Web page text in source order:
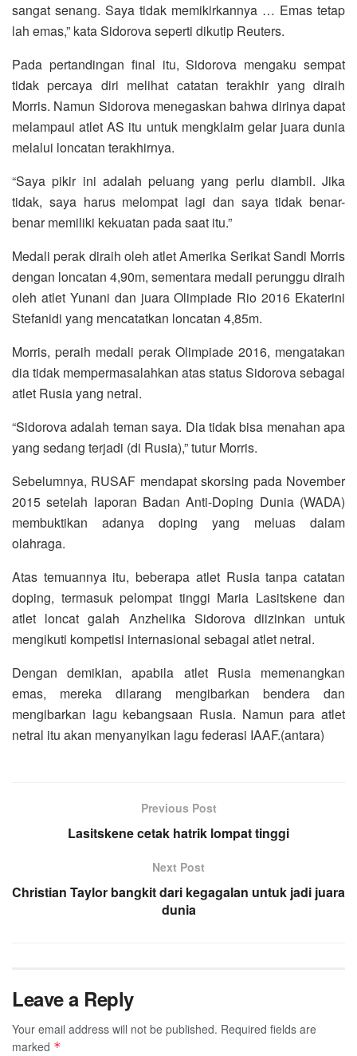
sangat senang. Saya tidak memikirkannya … Emas tetap
lah emas,” kata Sidorova seperti dikutip Reuters.
Pada pertandingan final itu, Sidorova mengaku sempat
tidak percaya diri melihat catatan terakhir yang diraih
Morris. Namun Sidorova menegaskan bahwa dirinya dapat
melampaui atlet AS itu untuk mengklaim gelar juara dunia
melalui loncatan terakhirnya.
“Saya pikir ini adalah peluang yang perlu diambil. Jika
tidak, saya harus melompat lagi dan saya tidak benar-
benar memiliki kekuatan pada saat itu.”
Medali perak diraih oleh atlet Amerika Serikat Sandi Morris
dengan loncatan 4,90m, sementara medali perunggu diraih
oleh atlet Yunani dan juara Olimpiade Rio 2016 Ekaterini
Stefanidi yang mencatatkan loncatan 4,85m.
Morris, peraih medali perak Olimpiade 2016, mengatakan
dia tidak mempermasalahkan atas status Sidorova sebagai
atlet Rusia yang netral.
“Sidorova adalah teman saya. Dia tidak bisa menahan apa
yang sedang terjadi (di Rusia),” tutur Morris.
Sebelumnya, RUSAF mendapat skorsing pada November
2015 setelah laporan Badan Anti-Doping Dunia (WADA)
membuktikan adanya doping yang meluas dalam
olahraga.
Atas temuannya itu, beberapa atlet Rusia tanpa catatan
doping, termasuk pelompat tinggi Maria Lasitskene dan
atlet loncat galah Anzhelika Sidorova diizinkan untuk
mengikuti kompetisi internasional sebagai atlet netral.
Dengan demikian, apabila atlet Rusia memenangkan
emas, mereka dilarang mengibarkan bendera dan
mengibarkan lagu kebangsaan Rusia. Namun para atlet
netral itu akan menyanyikan lagu federasi IAAF.(antara)
Previous Post
Lasitskene cetak hatrik lompat tinggi
Next Post
Christian Taylor bangkit dari kegagalan untuk jadi juara
dunia
Leave a Reply
Your email address will not be published. Required fields are
marked *